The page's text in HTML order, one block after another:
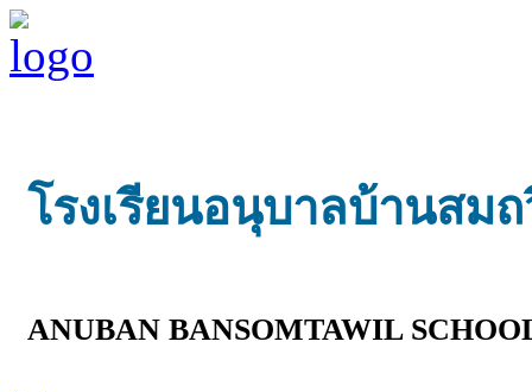
โรงเรียนอนุบาลบ้านสม
ANUBAN BANSOMTAWIL